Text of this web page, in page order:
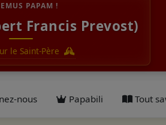
PAPAM !
Francis Prevost)
le Saint-Père
nous Papabili Tout